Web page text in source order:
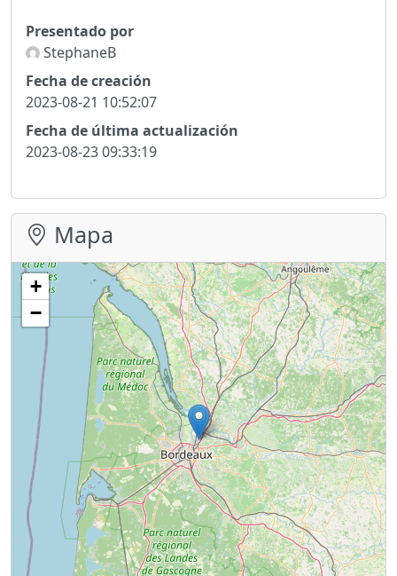
Presentado por
StephaneB
Fecha de creación
2023-08-21 10:52:07
Fecha de última actualización
2023-08-23 09:33:19
Mapa
+
−